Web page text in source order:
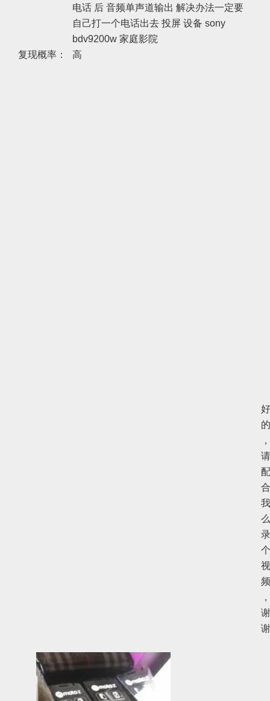
电话 后 音频单声道输出 解决办法一定要
自己打一个电话出去 投屏 设备 sony
bdv9200w 家庭影院
复现概率：
高
好
的
，
请
配
合
我
么
录
个
视
频
，
谢
谢